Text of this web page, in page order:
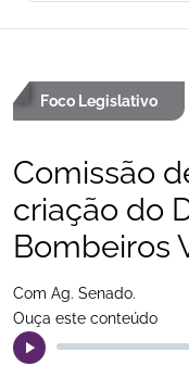
Foco Legislativo
Comissão
criação do
Bombeiros
Com Ag. Senado.
Ouça este conteúdo